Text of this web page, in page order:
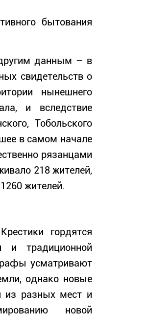
бытования
другим данным – в
свидетельств о
нынешнего
и вследствие
Тобольского
в самом начале
рязанцами
218 жителей,
жителей.
гордятся
и традиционной
усматривают
однако новые
из разных мест и
новой